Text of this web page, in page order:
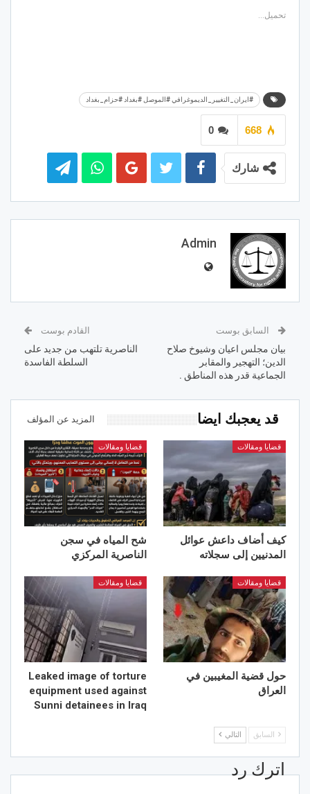
تحميل...
#ايران_التغيير_الديموغرافي #الموصل #بغداد #حزام_بغداد
0 668
شارك
Admin
السابق بوست
بيان مجلس اعيان وشيوخ صلاح
الدين؛ التهجير والمقابر
الجماعية قدر هذه المناطق .
القادم بوست
الناصرية تلتهب من جديد على
السلطة الفاسدة
قد يعجبك ايضا المزيد عن المؤلف
قضايا ومقالات
كيف أضاف داعش عوائل
المدنيين إلى سجلاته
قضايا ومقالات
شح المياه في سجن
الناصرية المركزي
قضايا ومقالات
حول قضية المغيبين في
العراق
قضايا ومقالات
Leaked image of torture
equipment used against
Sunni detainees in Iraq
السابق التالي
اترك رد